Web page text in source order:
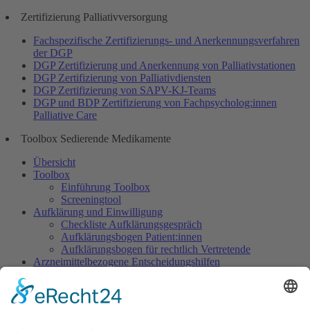
Zertifizierung Palliativversorgung
Fachspezifische Zertifizierungs- und Anerkennungsverfahren
der DGP
DGP Zertifizierung und Anerkennung von Palliativstationen
DGP Zertifizierung von Palliativdiensten
DGP Zertifizierung von SAPV-KJ-Teams
DGP und BDP Zertifizierung von Fachpsycholog:innen
Palliative Care
Toolbox Sedierende Medikamente
Übersicht
Toolbox
Einführung Toolbox
Screeningtool
Aufklärung und Einwilligung
Checkliste Aufklärungsgespräch
Aufklärungsbogen Patient:innen
Aufklärungsbogen für rechtlich Vertretende
Arzneimittelbezogene Entscheidungshilfen
Warnliste
Dokumentation